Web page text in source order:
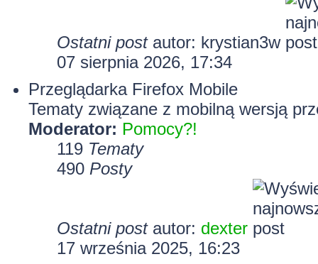
Ostatni postautor: krystian3w
07 sierpnia 2026, 17:34
Przeglądarka Firefox Mobile
Tematy związane z mobilną wersją
Moderator: Pomocy?!
119 Tematy
490 Posty
Ostatni postautor: dexter
17 września 2025, 16:23